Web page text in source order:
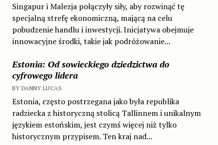
Singapur i Malezja połączyły siły, aby rozwinąć tę
specjalną strefę ekonomiczną, mającą na celu
pobudzenie handlu i inwestycji. Inicjatywa obejmuje
innowacyjne środki, takie jak podróżowanie...
Estonia: Od sowieckiego dziedzictwa do
cyfrowego lidera
BY DANNY LUCAS
Estonia, często postrzegana jako była republika
radziecka z historyczną stolicą Tallinnem i unikalnym
językiem estońskim, jest czymś więcej niż tylko
historycznym przypisem. Ten kraj nad...